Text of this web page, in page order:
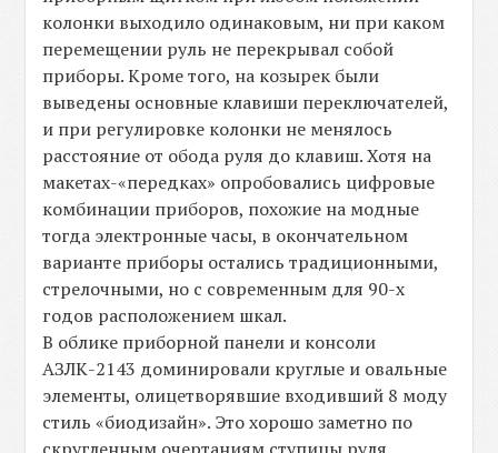
колонки выходило одинаковым, ни при каком
перемещении руль не перекрывал собой
приборы. Кроме того, на козырек были
выведены основные клавиши переключателей,
и при регулировке колонки не менялось
расстояние от обода руля до клавиш. Хотя на
макетах-«передках» опробовались цифровые
комбинации приборов, похожие на модные
тогда электронные часы, в окончательном
варианте приборы остались традиционными,
стрелочными, но с современным для 90-х
годов расположением шкал.
В облике приборной панели и консоли
АЗЛК-2143 доминировали круглые и овальные
элементы, олицетворявшие входивший 8 моду
стиль «биодизайн». Это хорошо заметно по